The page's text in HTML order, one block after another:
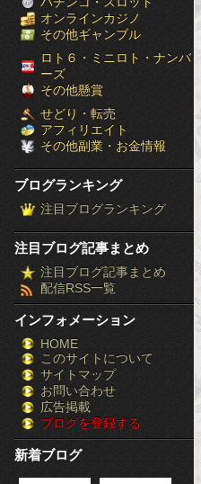
オンラインカジノ
その他ギャンブル
ロト６・ミニロト・ナンバ
ーズ
その他懸賞
せどり・転売
アフィリエイト
その他副業・お金情報
ブログランキング
注目ブログランキング
注目ブログ記事まとめ
注目ブログ記事まとめ
配信RSS一覧
インフォメーション
HOME
このサイトについて
サイトマップ
お問い合わせ
広告掲載
ブログを登録する
新着ブログ